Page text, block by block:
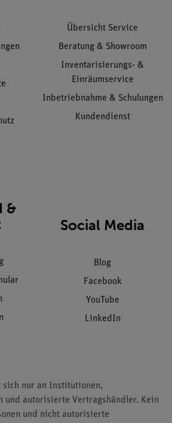
Übersicht Service
Beratung & Showroom
Inventarisierungs- &
Einräumservice
Inbetriebnahme & Schulungen
Kundendienst
&
Social Media
Blog
Facebook
YouTube
LinkedIn
sich nur an Institutionen,
und autorisierte Vertragshändler. Kein
und nicht autorisierte